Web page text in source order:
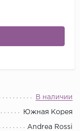
В наличии
Южная Корея
Andrea Rossi